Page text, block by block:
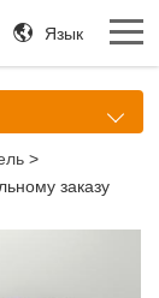
Язык
>
заказу